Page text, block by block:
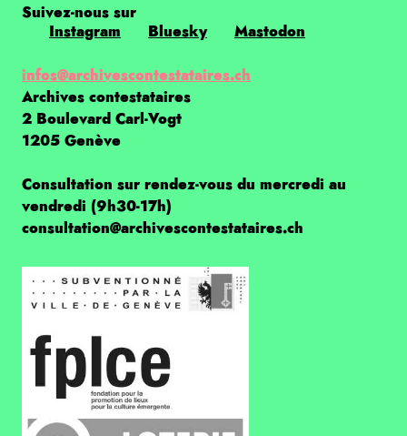
Suivez-nous sur
Instagram
Bluesky Mastodon
infos@archivescontestataires.ch
Archives contestataires
2 Boulevard Carl-Vogt
1205 Genève
Consultation sur rendez-vous du mercredi au
vendredi (9h30-17h)
consultation@archivescontestataires.ch